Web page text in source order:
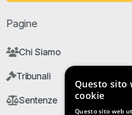
Pagine
Chi Siamo
Tribunali
Sentenze
Questo sito
cookie
Questo sito web